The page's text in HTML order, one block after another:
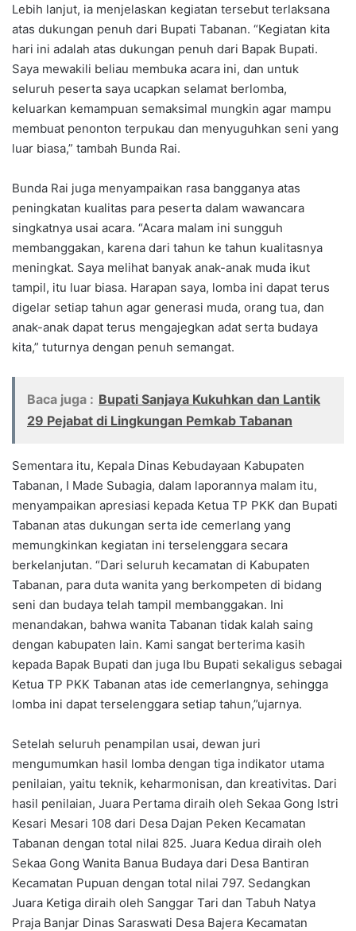
Lebih lanjut, ia menjelaskan kegiatan tersebut terlaksana
atas dukungan penuh dari Bupati Tabanan. “Kegiatan kita
hari ini adalah atas dukungan penuh dari Bapak Bupati.
Saya mewakili beliau membuka acara ini, dan untuk
seluruh peserta saya ucapkan selamat berlomba,
keluarkan kemampuan semaksimal mungkin agar mampu
membuat penonton terpukau dan menyuguhkan seni yang
luar biasa,” tambah Bunda Rai.
Bunda Rai juga menyampaikan rasa bangganya atas
peningkatan kualitas para peserta dalam wawancara
singkatnya usai acara. “Acara malam ini sungguh
membanggakan, karena dari tahun ke tahun kualitasnya
meningkat. Saya melihat banyak anak-anak muda ikut
tampil, itu luar biasa. Harapan saya, lomba ini dapat terus
digelar setiap tahun agar generasi muda, orang tua, dan
anak-anak dapat terus mengajegkan adat serta budaya
kita,” tuturnya dengan penuh semangat.
Baca juga : Bupati Sanjaya Kukuhkan dan Lantik
29 Pejabat di Lingkungan Pemkab Tabanan
Sementara itu, Kepala Dinas Kebudayaan Kabupaten
Tabanan, I Made Subagia, dalam laporannya malam itu,
menyampaikan apresiasi kepada Ketua TP PKK dan Bupati
Tabanan atas dukungan serta ide cemerlang yang
memungkinkan kegiatan ini terselenggara secara
berkelanjutan. “Dari seluruh kecamatan di Kabupaten
Tabanan, para duta wanita yang berkompeten di bidang
seni dan budaya telah tampil membanggakan. Ini
menandakan, bahwa wanita Tabanan tidak kalah saing
dengan kabupaten lain. Kami sangat berterima kasih
kepada Bapak Bupati dan juga Ibu Bupati sekaligus sebagai
Ketua TP PKK Tabanan atas ide cemerlangnya, sehingga
lomba ini dapat terselenggara setiap tahun,”ujarnya.
Setelah seluruh penampilan usai, dewan juri
mengumumkan hasil lomba dengan tiga indikator utama
penilaian, yaitu teknik, keharmonisan, dan kreativitas. Dari
hasil penilaian, Juara Pertama diraih oleh Sekaa Gong Istri
Kesari Mesari 108 dari Desa Dajan Peken Kecamatan
Tabanan dengan total nilai 825. Juara Kedua diraih oleh
Sekaa Gong Wanita Banua Budaya dari Desa Bantiran
Kecamatan Pupuan dengan total nilai 797. Sedangkan
Juara Ketiga diraih oleh Sanggar Tari dan Tabuh Natya
Praja Banjar Dinas Saraswati Desa Bajera Kecamatan